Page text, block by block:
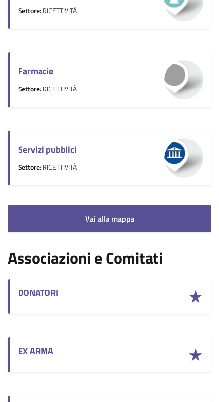
Settore:RICETTIVITÀ
Farmacie
Settore:RICETTIVITÀ
Servizi pubblici
Settore:RICETTIVITÀ
Vai alla mappa
Associazioni e Comitati
DONATORI
EX ARMA